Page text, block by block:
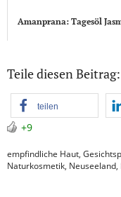
Amanprana: Tagesöl
Teile diesen Beitrag:
teilen
+9
empfindliche Haut,
Naturkosmetik, Neuseeland,